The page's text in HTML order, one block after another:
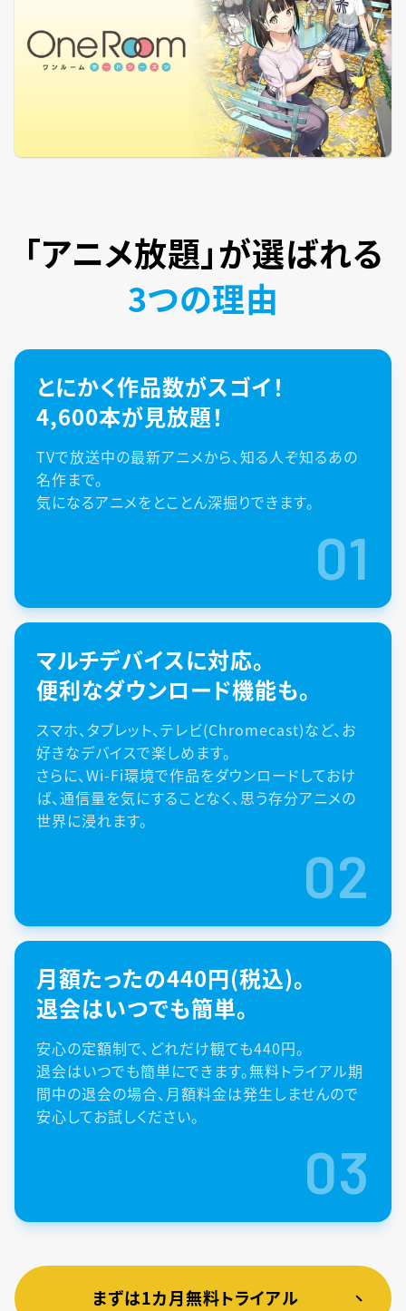
「アニメ放題」が選ばれる
3つの理由
とにかく作品数がスゴイ！
4,600本が見放題！
TVで放送中の最新アニメから、知る人ぞ知るあの
名作まで。
気になるアニメをとことん深掘りできます。
01
マルチデバイスに対応。
便利なダウンロード機能も。
スマホ、タブレット、テレビ(Chromecast)など、お
好きなデバイスで楽しめます。
さらに、Wi-Fi環境で作品をダウンロードしておけ
ば、通信量を気にすることなく、思う存分アニメの
世界に浸れます。
02
月額たったの440円(税込)。
退会はいつでも簡単。
安心の定額制で、どれだけ観ても440円。
退会はいつでも簡単にできます。無料トライアル期
間中の退会の場合、月額料金は発生しませんので
安心してお試しください。
03
まずは1カ月無料トライアル